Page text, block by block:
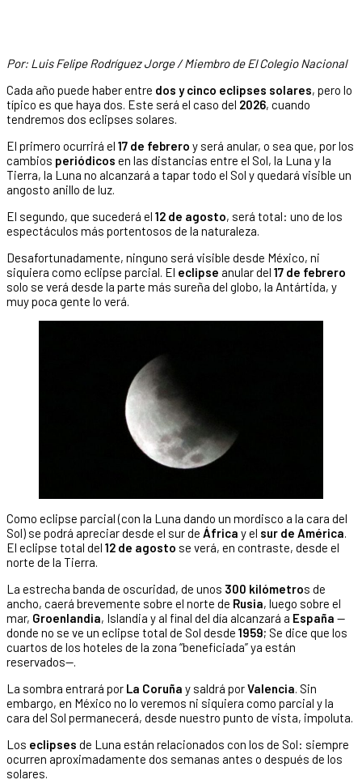
Por: Luis Felipe Rodríguez Jorge / Miembro de El Colegio Nacional
Cada año puede haber entre dos y cinco eclipses solares, pero lo
típico es que haya dos. Este será el caso del 2026, cuando
tendremos dos eclipses solares.
El primero ocurrirá el 17 de febrero y será anular, o sea que, por los
cambios periódicos en las distancias entre el Sol, la Luna y la
Tierra, la Luna no alcanzará a tapar todo el Sol y quedará visible un
angosto anillo de luz.
El segundo, que sucederá el 12 de agosto, será total: uno de los
espectáculos más portentosos de la naturaleza.
Desafortunadamente, ninguno será visible desde México, ni
siquiera como eclipse parcial. El eclipse anular del 17 de febrero
solo se verá desde la parte más sureña del globo, la Antártida, y
muy poca gente lo verá.
Como eclipse parcial (con la Luna dando un mordisco a la cara del
Sol) se podrá apreciar desde el sur de África y el sur de América.
El eclipse total del 12 de agosto se verá, en contraste, desde el
norte de la Tierra.
La estrecha banda de oscuridad, de unos 300 kilómetros de
ancho, caerá brevemente sobre el norte de Rusia, luego sobre el
mar, Groenlandia, Islandia y al final del día alcanzará a España —
donde no se ve un eclipse total de Sol desde 1959; Se dice que los
cuartos de los hoteles de la zona “beneficiada” ya están
reservados—.
La sombra entrará por La Coruña y saldrá porValencia. Sin
embargo, en México no lo veremos ni siquiera como parcial y la
cara del Sol permanecerá, desde nuestro punto de vista, impoluta.
Los eclipses de Luna están relacionados con los de Sol: siempre
ocurren aproximadamente dos semanas antes o después de los
solares.